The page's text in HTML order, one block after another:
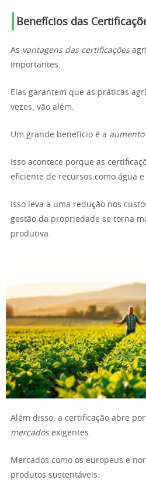
Benefícios das
As vantagens das certificações
importantes.
Elas garantem que as práticas
vezes, vão além.
Um grande benefício é a
Isso acontece porque as
eficiente de recursos como água
Isso leva a uma redução nos
gestão da propriedade se torna
produtiva.
Além disso, a certificação abre
mercadosexigentes.
Mercados como os europeus e
produtos sustentáveis.